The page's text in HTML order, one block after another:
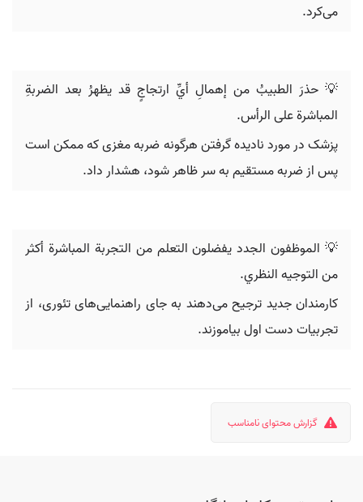
می‌کرد.
💡 حذرَ الطبيبُ من إهمالِ أيِّ ارتجاجٍ قد يظهرُ بعد الضربةِ
المباشرة على الرأس.
پزشک در مورد نادیده گرفتن هرگونه ضربه مغزی که ممکن است
پس از ضربه مستقیم به سر ظاهر شود، هشدار داد.
💡 الموظفون الجدد يفضلون التعلم من التجربة المباشرة أكثر
من التوجيه النظري.
کارمندان جدید ترجیح می‌دهند به جای راهنمایی‌های تئوری، از
تجربیات دست اول بیاموزند.
گزارش محتوای نامناسب